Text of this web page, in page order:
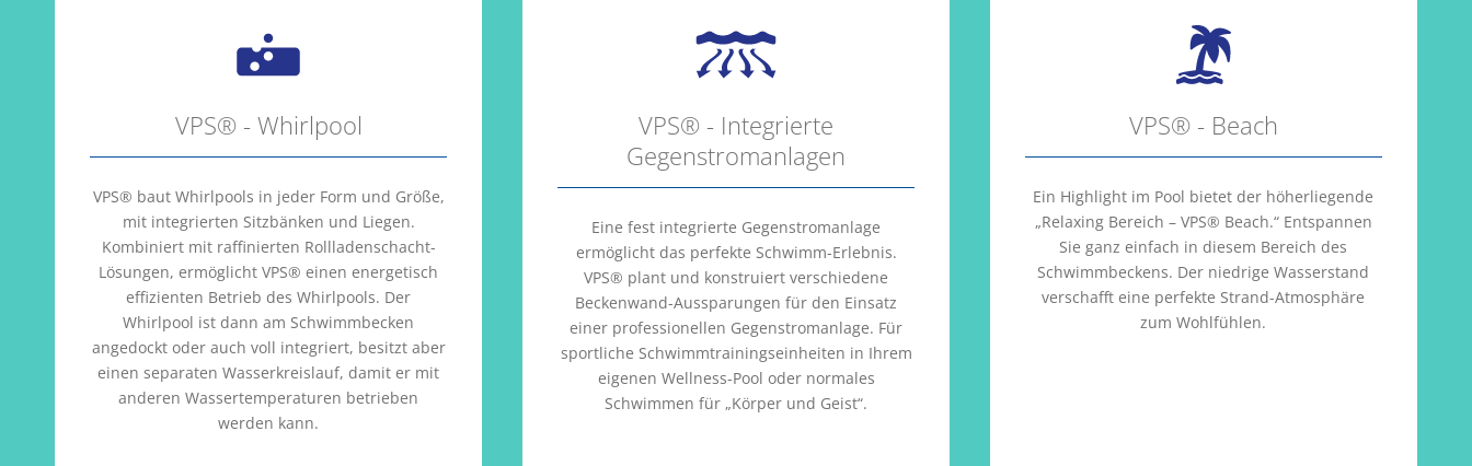
VPS® - Whirlpool
VPS® baut Whirlpools in jeder Form und Größe,
mit integrierten Sitzbänken und Liegen.
Kombiniert mit raffinierten Rollladenschacht-
Lösungen, ermöglicht VPS® einen energetisch
effizienten Betrieb des Whirlpools. Der
Whirlpool ist dann am Schwimmbecken
angedockt oder auch voll integriert, besitzt aber
einen separaten Wasserkreislauf, damit er mit
anderen Wassertemperaturen betrieben
werden kann.
VPS® - Integrierte
Gegenstromanlagen
Eine fest integrierte Gegenstromanlage
ermöglicht das perfekte Schwimm-Erlebnis.
VPS® plant und konstruiert verschiedene
Beckenwand-Aussparungen für den Einsatz
einer professionellen Gegenstromanlage. Für
sportliche Schwimmtrainingseinheiten in Ihrem
eigenen Wellness-Pool oder normales
Schwimmen für „Körper und Geist“.
VPS® - Beach
Ein Highlight im Pool bietet der höherliegende
„Relaxing Bereich – VPS® Beach.“ Entspannen
Sie ganz einfach in diesem Bereich des
Schwimmbeckens. Der niedrige Wasserstand
verschafft eine perfekte Strand-Atmosphäre
zum Wohlfühlen.